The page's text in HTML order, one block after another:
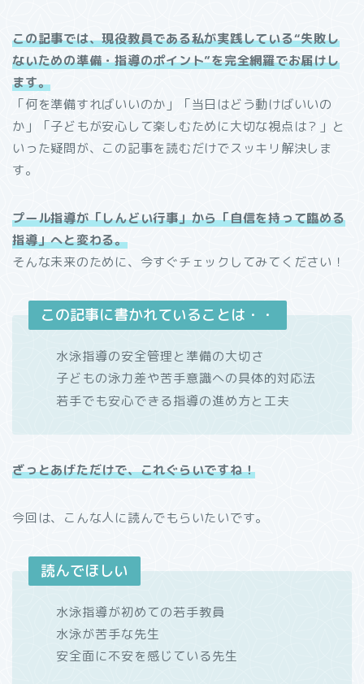
この記事では、現役教員である私が実践している“失敗し
ないための準備・指導のポイント”を完全網羅でお届けし
ます。
「何を準備すればいいのか」「当日はどう動けばいいの
か」「子どもが安心して楽しむために大切な視点は？」と
いった疑問が、この記事を読むだけでスッキリ解決しま
す。
プール指導が「しんどい行事」から「自信を持って臨める
指導」へと変わる。
そんな未来のために、今すぐチェックしてみてください！
この記事に書かれていることは・・
水泳指導の安全管理と準備の大切さ
子どもの泳力差や苦手意識への具体的対応法
若手でも安心できる指導の進め方と工夫
ざっとあげただけで、これぐらいですね！
今回は、こんな人に読んでもらいたいです。
読んでほしい
水泳指導が初めての若手教員
水泳が苦手な先生
安全面に不安を感じている先生